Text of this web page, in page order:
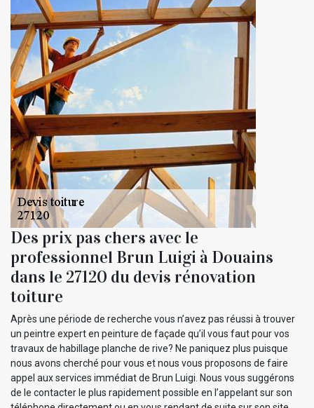
Des prix pas chers avec le
professionnel Brun Luigi à Douains
dans le 27120 du devis rénovation
toiture
Après une période de recherche vous n’avez pas réussi à trouver
un peintre expert en peinture de façade qu’il vous faut pour vos
travaux de habillage planche de rive? Ne paniquez plus puisque
nous avons cherché pour vous et nous vous proposons de faire
appel aux services immédiat de Brun Luigi. Nous vous suggérons
de le contacter le plus rapidement possible en l’appelant sur son